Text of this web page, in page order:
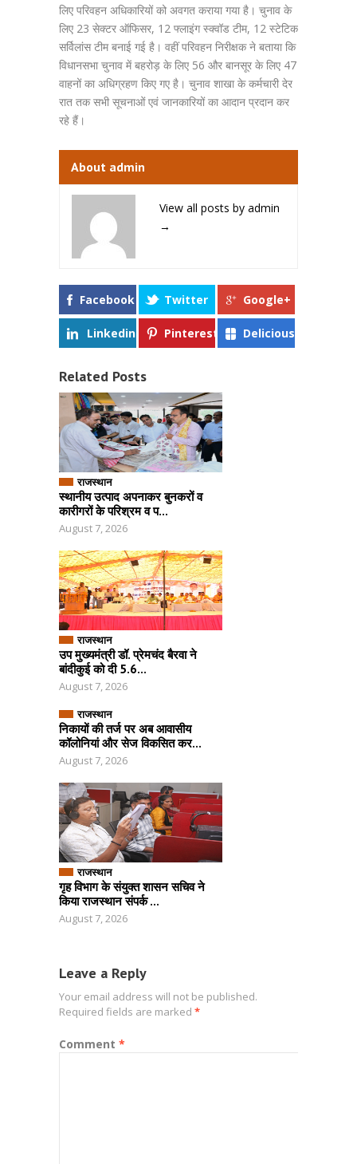
लिए परिवहन अधिकारियों को अवगत कराया गया है। चुनाव के
लिए 23 सेक्टर ऑफिसर, 12 फ्लाइंग स्क्वॉड टीम, 12 स्टेटिक
सर्विलांस टीम बनाई गई है। वहीं परिवहन निरीक्षक ने बताया कि
विधानसभा चुनाव में बहरोड़ के लिए 56 और बानसूर के लिए 47
वाहनों का अधिग्रहण किए गए है। चुनाव शाखा के कर्मचारी देर
रात तक सभी सूचनाओं एवं जानकारियों का आदान प्रदान कर
रहे हैं।
About admin
View all posts by admin
→
Facebook Twitter Google+
Linkedin Pinterest Delicious
Related Posts
राजस्थान
स्थानीय उत्पाद अपनाकर बुनकरों व
कारीगरों के परिश्रम व प...
August 7, 2026
राजस्थान
उप मुख्यमंत्री डॉ. प्रेमचंद बैरवा ने
बांदीकुई को दी 5.6...
August 7, 2026
राजस्थान
निकायों की तर्ज पर अब आवासीय
कॉलोनियां और सेज विकसित कर...
August 7, 2026
राजस्थान
गृह विभाग के संयुक्त शासन सचिव ने
किया राजस्थान संपर्क ...
August 7, 2026
Leave a Reply
Your email address will not be published.
Required fields are marked *
Comment *